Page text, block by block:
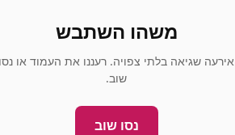
משהו השתבש
אירעה שגיאה בלתי צפויה. רעננו את העמוד או נסו
שוב.
נסו שוב